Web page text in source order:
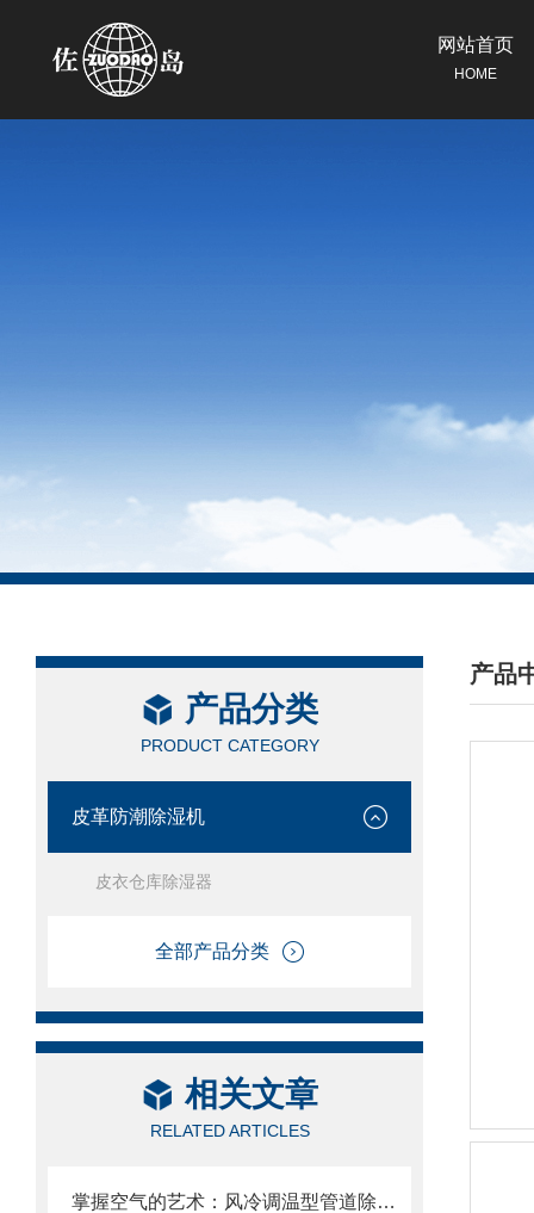
网站首页
HOME
产品分类
PRODUCT CATEGORY
皮革防潮除湿机
皮衣仓库除湿器
全部产品分类
相关文章
RELATED ARTICLES
掌握空气的艺术：风冷调温型管道除湿机的奥秘
产品
/